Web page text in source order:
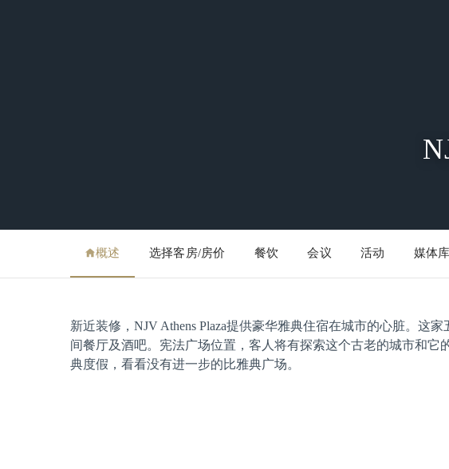
概述 选择客房/房价 餐饮 会议 活动 媒体库
新近装修，NJV Athens Plaza提供豪华雅典住宿在城市的心脏。这
间餐厅及酒吧。宪法广场位置，客人将有探索这个古老的城市和
典度假，看看没有进一步的比雅典广场。